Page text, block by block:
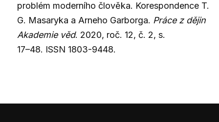
problém moderního člověka. Korespondence T.
G. Masaryka a Arneho Garborga. Práce z dějin
Akademie věd. 2020, roč. 12, č. 2, s.
17–⁠48. ISSN 1803-9448.